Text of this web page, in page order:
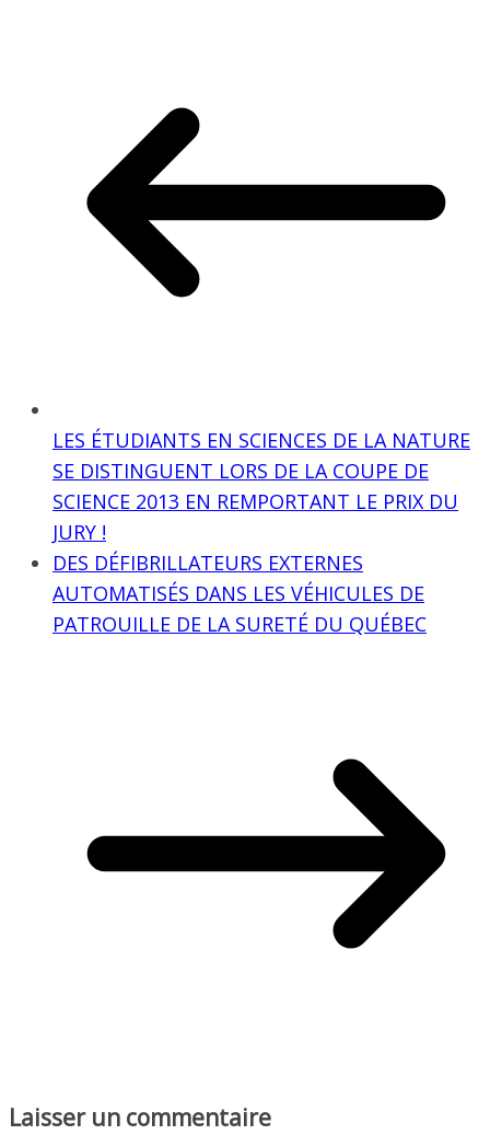
LES ÉTUDIANTS EN SCIENCES DE LA NATURE
SE DISTINGUENT LORS DE LA COUPE DE
SCIENCE 2013 EN REMPORTANT LE PRIX DU
JURY !
DES DÉFIBRILLATEURS EXTERNES
AUTOMATISÉS DANS LES VÉHICULES DE
PATROUILLE DE LA SURETÉ DU QUÉBEC
Laisser un commentaire